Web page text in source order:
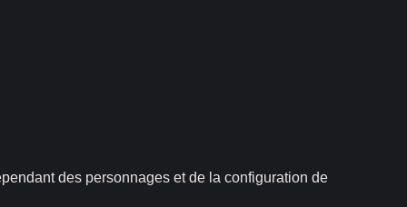
des personnages et de la configuration de